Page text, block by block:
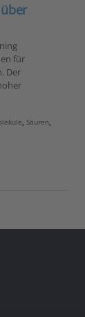
für
Der
,Säuren,